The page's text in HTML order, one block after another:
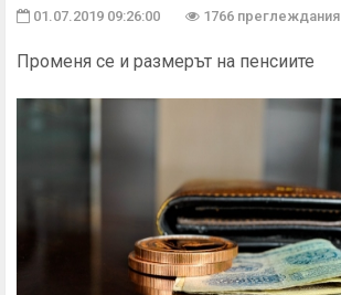
01.07.2019 09:26:00 1766 преглеждания
Променя се и размерът на пенсиите